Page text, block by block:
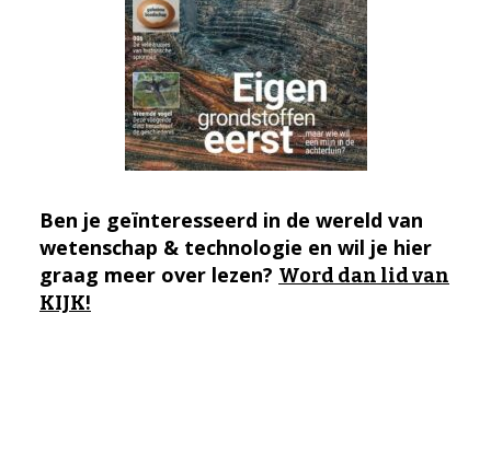
Ben je geïnteresseerd in de wereld van
wetenschap & technologie en wil je hier
graag meer over lezen? Word dan lid van
KIJK!